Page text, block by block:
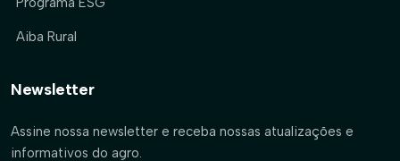
Aiba Rural
Newsletter
Assine nossa newsletter e receba nossas atualizações e
informativos do agro.